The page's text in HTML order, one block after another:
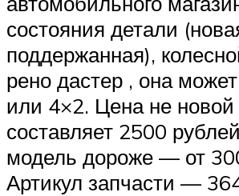
состояния детали
поддержанная),
рено дастер , она
или 4×2. Цена не новой
составляет 2500
модель дороже — от
Артикул запчасти —